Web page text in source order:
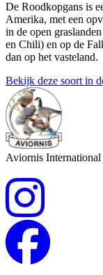
De Roodkopgans is
Amerika, met een
in de open
en Chili) en op de
dan op het vasteland.
Bekijk deze soort in
Aviornis